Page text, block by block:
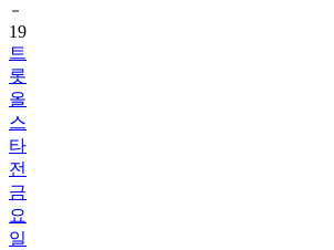
19
트
롯
올
스
타
전
금
요
일